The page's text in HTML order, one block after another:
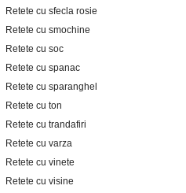
Retete cu sfecla rosie
Retete cu smochine
Retete cu soc
Retete cu spanac
Retete cu sparanghel
Retete cu ton
Retete cu trandafiri
Retete cu varza
Retete cu vinete
Retete cu visine